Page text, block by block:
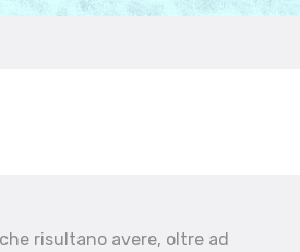
risultano avere, oltre ad